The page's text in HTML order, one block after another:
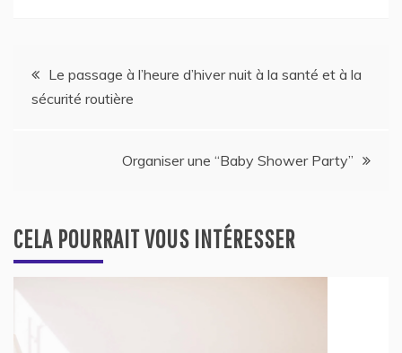
Navigation
Le passage à l’heure d’hiver nuit à la santé et à la
sécurité routière
Organiser une “Baby Shower Party”
CELA POURRAIT VOUS INTÉRESSER